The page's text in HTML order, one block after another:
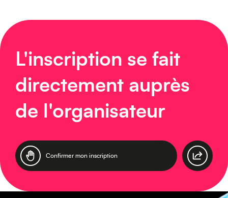
L'inscription se fait
directement auprès
de l'organisateur
Confirmer mon inscription
Europe
Moyen-Orient